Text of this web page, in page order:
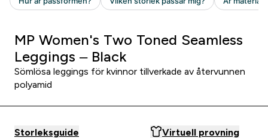
MP Women's Two Toned Seamless
Leggings – Black
Sömlösa leggings för kvinnor tillverkade av återvunnen
polyamid
Storleksguide Virtuell provning